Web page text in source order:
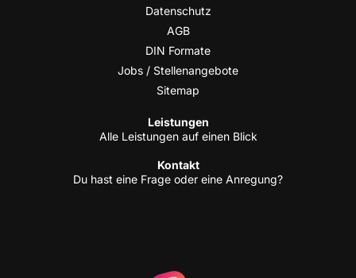
Daten­schutz
AGB
DIN For­ma­te
Jobs / Stellenangebote
Site­map
Leis­tun­gen
Alle Leis­tun­gen auf einen Blick
Kon­takt
Du hast eine Fra­ge oder eine Anregung?